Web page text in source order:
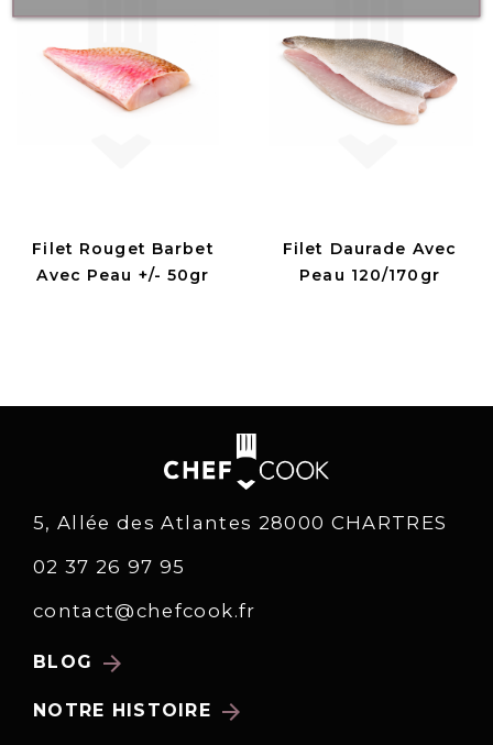
Filet Rouget Barbet
Avec Peau +/- 50gr
Filet Daurade Avec
Peau 120/170gr
5, Allée des Atlantes 28000 CHARTRES
02 37 26 97 95
contact@chefcook.fr
BLOG arrow_forward
NOTRE HISTOIRE arrow_forward